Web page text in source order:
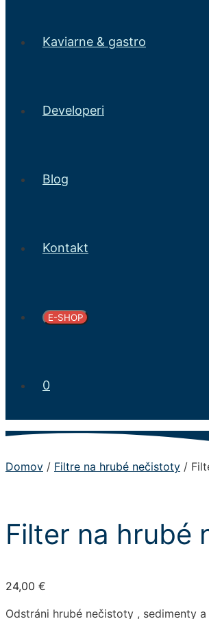
Kaviarne & gastro
Developeri
Blog
Kontakt
E-SHOP
0
Domov / Filtre na hrubé nečistoty /
Filter na hrubé
24,00 €
Odstráni hrubé nečistoty , sedimenty